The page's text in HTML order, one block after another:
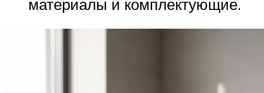
материалы и комплектующие.